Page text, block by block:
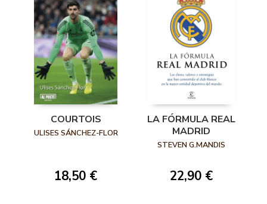
COURTOIS
ULISES SÁNCHEZ-FLOR
18,50 €
LA FÓRMULA REAL
MADRID
STEVEN G.MANDIS
22,90 €